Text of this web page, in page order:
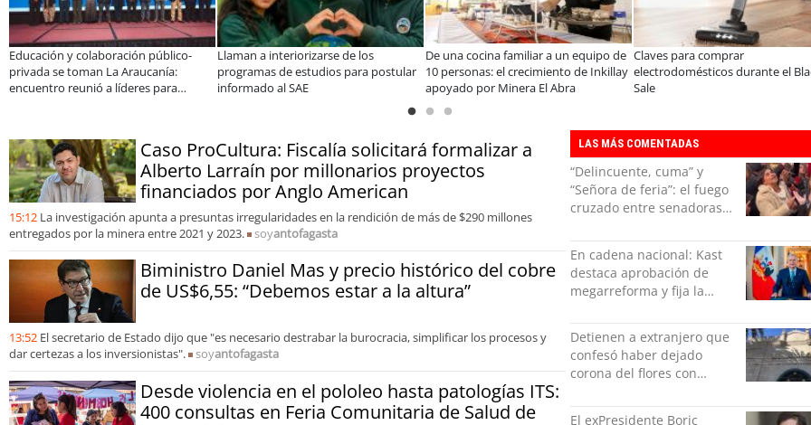
y colaboración público-
se toman La Araucanía:
reunió a líderes para
Llaman a interiorizarse de los
programas de estudios para postular
informado al SAE
De una cocina familiar a un equipo de
10 personas: el crecimiento de Inkillay
apoyado por Minera El Abra
Claves para comprar
electrodomésticos durante el Black
Sale
Caso ProCultura: Fiscalía solicitará formalizar a
Alberto Larraín por millonarios proyectos
financiados por Anglo American
15:12 La investigación apunta a presuntas irregularidades en la rendición de más de $290 millones
entregados por la minera entre 2021 y 2023.
soyantofagasta
Biministro Daniel Mas y precio histórico del cobre
de US$6,55: “Debemos estar a la altura”
13:52 El secretario de Estado dijo que "es necesario destrabar la burocracia, simplificar los procesos y
dar certezas a los inversionistas".
soyantofagasta
Desde violencia en el pololeo hasta patologías ITS:
400 consultas en Feria Comunitaria de Salud de
LAS MÁS COMENTADAS
“Delincuente, cuma” y
“Señora de feria”: el fuego
cruzado entre senadoras
Senado
En cadena nacional: Kast
destaca aprobación de
megarreforma y fija la
desafío del Gobierno
Detienen a extranjero que
confesó haber dejado
corona del flores con
exPenitenciaría
El exPresidente Boric